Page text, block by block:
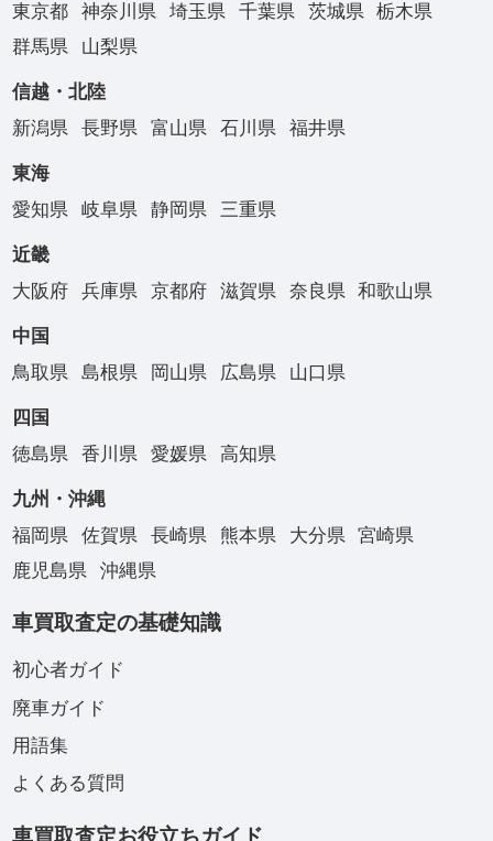
東京都
神奈川県 埼玉県 千葉県 茨城県
栃木県
群馬県
山梨県
信越・北陸
新潟県
長野県 富山県 石川県 福井県
東海
愛知県
岐阜県 静岡県 三重県
近畿
大阪府
兵庫県 京都府 滋賀県 奈良県 和歌山県
中国
鳥取県
島根県 岡山県 広島県 山口県
四国
徳島県
香川県 愛媛県 高知県
九州・沖縄
福岡県
佐賀県 長崎県 熊本県 大分県
宮崎県
鹿児島県
沖縄県
車買取査定の基礎知識
初心者ガイド
廃車ガイド
用語集
よくある質問
車買取査定お役立ちガイド